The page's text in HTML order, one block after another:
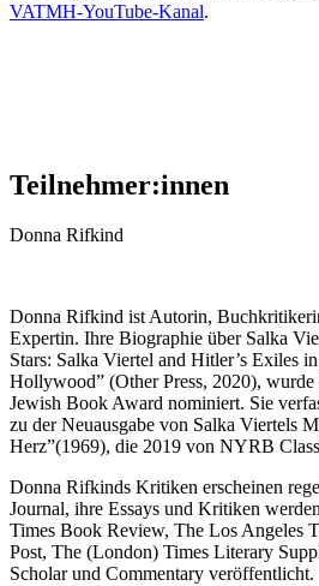
VATMH-YouTube-Kanal.
Teilnehmer:innen
Donna Rifkind
Donna Rifkind ist Autorin,
Expertin. Ihre Biographie über Salka
Stars: Salka Viertel and Hitler’s Exiles
Hollywood” (Other Press, 2020),
Jewish Book Award nominiert. Sie
zu der Neuausgabe von Salka Viertels
Herz”(1969), die 2019 von NYRB
Donna Rifkinds Kritiken erscheinen
Journal, ihre Essays und Kritiken
Times Book Review, The Los Angeles
Post, The (London) Times Literary
Scholar und Commentary veröffentlicht.